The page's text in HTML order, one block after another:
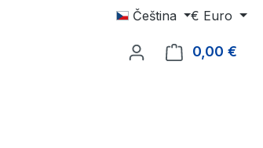
Čeština € Euro
0,00 €